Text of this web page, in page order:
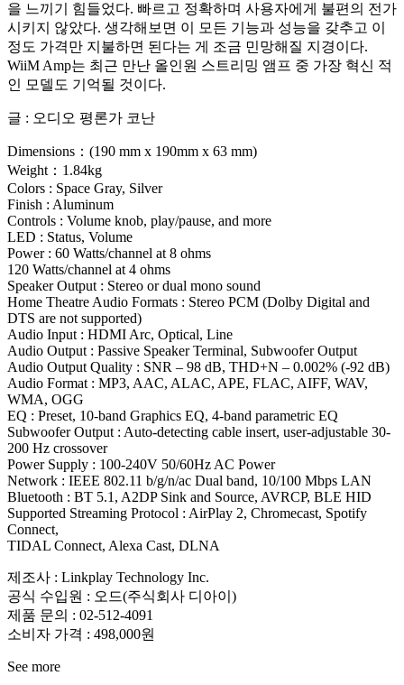
을 느끼기 힘들었다. 빠르고 정확하며 사용자에게 불편의 전가
시키지 않았다. 생각해보면 이 모든 기능과 성능을 갖추고 이
정도 가격만 지불하면 된다는 게 조금 민망해질 지경이다.
WiiM Amp는 최근 만난 올인원 스트리밍 앰프 중 가장 혁신 적
인 모델도 기억될 것이다.
글 : 오디오 평론가 코난
Dimensions：(190 mm x 190mm x 63 mm)
Weight：1.84kg
Colors : Space Gray, Silver
Finish : Aluminum
Controls : Volume knob, play/pause, and more
LED : Status, Volume
Power : 60 Watts/channel at 8 ohms
120 Watts/channel at 4 ohms
Speaker Output : Stereo or dual mono sound
Home Theatre Audio Formats : Stereo PCM (Dolby Digital and
DTS are not supported)
Audio Input : HDMI Arc, Optical, Line
Audio Output : Passive Speaker Terminal, Subwoofer Output
Audio Output Quality : SNR – 98 dB, THD+N – 0.002% (-92 dB)
Audio Format : MP3, AAC, ALAC, APE, FLAC, AIFF, WAV,
WMA, OGG
EQ : Preset, 10-band Graphics EQ, 4-band parametric EQ
Subwoofer Output : Auto-detecting cable insert, user-adjustable 30-
200 Hz crossover
Power Supply : 100-240V 50/60Hz AC Power
Network : IEEE 802.11 b/g/n/ac Dual band, 10/100 Mbps LAN
Bluetooth : BT 5.1, A2DP Sink and Source, AVRCP, BLE HID
Supported Streaming Protocol : AirPlay 2, Chromecast, Spotify
Connect,
TIDAL Connect, Alexa Cast, DLNA
제조사 : Linkplay Technology Inc.
공식 수입원 : 오드(주식회사 디아이)
제품 문의 : 02-512-4091
소비자 가격 : 498,000원
See more